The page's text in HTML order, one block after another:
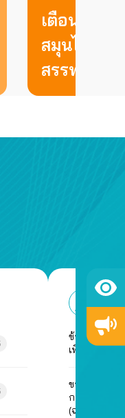
อดประธาน
เตือนภัย :
สมุนไพร
สรรพคุณเ
ด้า
ข้อเสนอแนะ
เพื่อการอยู่อ
ขอให้ตรวจส
กระบวนการ
(ฉบับปรับปรุ